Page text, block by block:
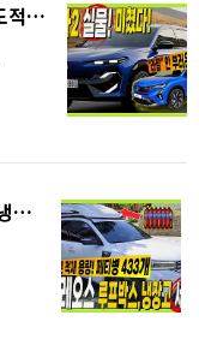
르노 오로라2 유출! 라팔 부럽지 않은 압도적인 디자인!
신형 그랑 콜레오스 아웃도어 루프박스&냉장고 세부제원 공개! 페티병 433개가 들어간다!